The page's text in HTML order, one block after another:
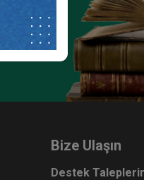
Bize Ulaşın
Destek